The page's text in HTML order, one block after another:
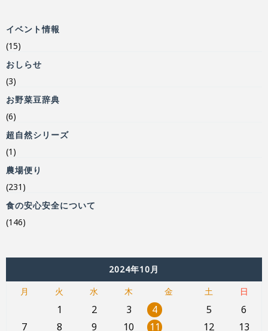
イベント情報
(15)
おしらせ
(3)
お野菜豆辞典
(6)
超自然シリーズ
(1)
農場便り
(231)
食の安心安全について
(146)
2024年10月
月
火 水 木 金 土 日
1 2 3 4 5
6
7
8 9 10 11 12
13